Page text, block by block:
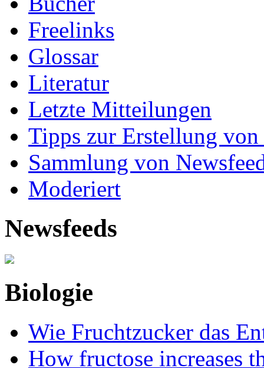
Freelinks
Glossar
Literatur
Letzte Mitteilungen
Tipps zur Erstellung
Sammlung von
Moderiert
Newsfeeds
Biologie
Wie Fruchtzucker das
How fructose increases